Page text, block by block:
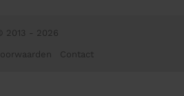
2013 - 2026
Contact